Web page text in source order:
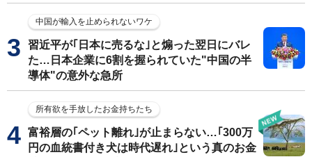
中国が輸入を止められないワケ
習近平が｢日本に売るな｣と煽った翌日にバレ
た…日本企業に6割を握られていた"中国の半
導体"の意外な急所
所有欲を手放したお金持ちたち
富裕層の｢ペット離れ｣が止まらない…｢300万
円の血統書付き犬は時代遅れ｣という真のお金